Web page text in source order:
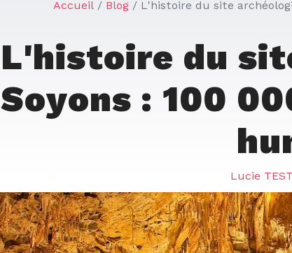
Accueil Blog L'histoire du site
L'histoire du
Soyons : 100
Lucie